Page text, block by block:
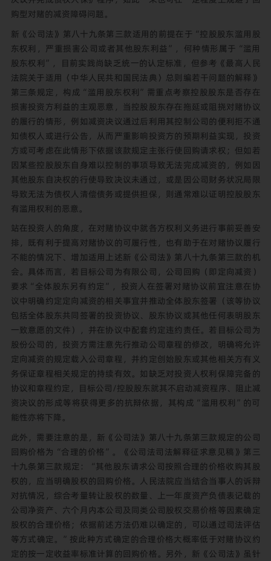
购型对赌的减资障碍问题。
新《公司法》第八十九条第三款适用的前提在于“控股股东滥用股
东权利，严重损害公司或者其他股东利益”，何种情形属于“滥用
股东权利”，目前实践尚缺乏统一的认定标准，但参考《最高人民
法院关于适用〈中华人民共和国民法典〉总则编若干问题的解释》
第三条规定，构成“滥用股东权利”需重点考察控股股东是否存在
损害投资方利益的主观恶意，当控股股东存在拖延或阻挠对赌协议
的履行的情形，例如减资决议通过后利用其控制公司的便利拒不通
知债权人或进行公告，从而严重影响投资方的预期利益实现，投资
方或可考虑在此情形下依据该款规定主张行使回购请求权；但如若
因某些控股股东自身难以控制的事项导致无法完成减资的，例如因
其他股东自决权的行使导致决议未通过，或是因公司财务状况局限
导致无法为债权人清偿债务或提供担保，则通常难以证明控股股东
有滥用权利的恶意。
站在投资人的角度，在对赌协议中就各方权利义务进行事前妥善安
排，既有利于提高对赌协议的可履行性，也有助于在对赌协议履行
不能的情况下、增加适用上述新《公司法》第八十九条第三款的机
会。具体而言，若目标公司为有限公司，公司回购（即定向减资）
要求“全体股东另有约定”，投资人在签署对赌协议前宜注意在协
议中明确约定定向减资的相关事宜并推动全体股东签署（该等协议
包括全体股东共同签署的投资协议、股东协议或其他任何表明股东
一致意愿的文件），并在协议中配套约定违约责任。若目标公司为
股份公司的，投资方需注意先行推动公司章程的修改，明确将允许
定向减资的规定载入公司章程，并约定创始股东或其他相关方有义
务保证章程相关规定的持续有效。如缺乏对投资人权利保障完备的
协议和章程约定，目标公司/控股股东就其不启动减资程序、阻止减
资决议的形成等将获得更多的抗辩依据，其构成“滥用权利”的可
能性亦将下降。
此外，需要注意的是，新《公司法》第八十九条第三款规定的公司
回购价格为“合理的价格”。《公司法司法解释征求意见稿》第三
十九条第三款规定：“其他股东请求公司按照合理的价格收购其股
权的，应当明确股权的回购价格。人民法院应当结合当事人的诉辩
对抗情况，综合考量转让股权的数量、上一年度资产负债表记载的
公司净资产、六个月内本公司及同类公司股权交易价格等因素确定
股权的合理价格；依据前述方法仍难以确定的，可以通过司法评估
等方式确定。”按此种方式确定的合理价格大概率低于对赌协议约
定的按一定收益率标准计算的回购价格。另外，新《公司法》虽针